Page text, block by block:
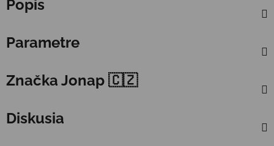
Popis
Parametre
Značka Jonap 🇨🇿
Diskusia